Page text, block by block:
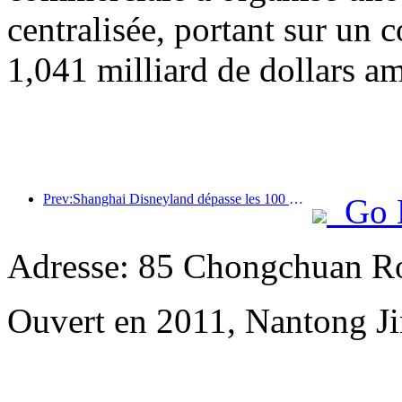
centralisée, portant sur un
1,041 milliard de dollars
Prev:Shanghai Disneyland dépasse les 100 millions de visiteurs et s'agrandira avec un quatrième hôtel à thème.
Go
Adresse: 85 Chongchuan
Ouvert en 2011, Nantong